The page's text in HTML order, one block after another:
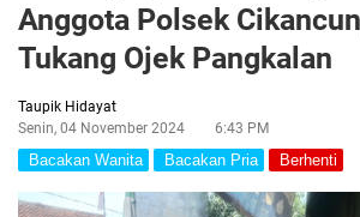
Anggota Polsek
Tukang Ojek Pangkalan
Taupik Hidayat
Senin, 04 November 2024
6:43 PM
Bacakan Wanita Bacakan Pria Berhenti